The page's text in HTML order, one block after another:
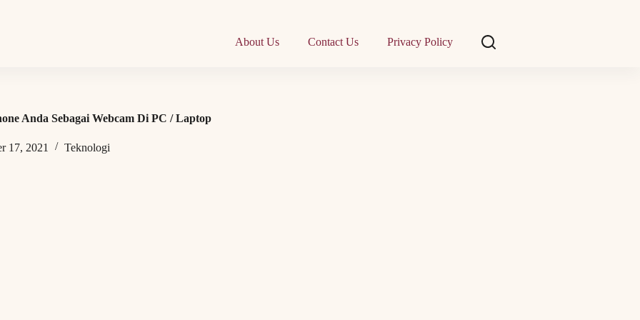
About Us Contact Us Privacy Policy
Anda Sebagai Webcam Di PC / Laptop
17, 2021 Teknologi